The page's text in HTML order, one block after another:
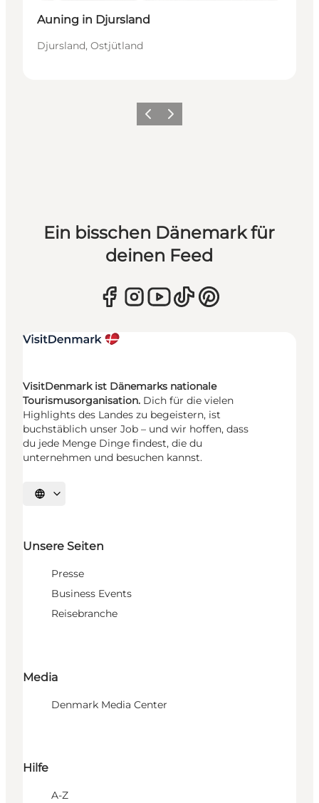
Auning in Djursland
Djursland, Ostjütland
ZurückWeiter
Ein bisschen Dänemark für
deinen Feed
VisitDenmark ist Dänemarks nationale
Tourismusorganisation. Dich für die vielen
Highlights des Landes zu begeistern, ist
buchstäblich unser Job – und wir hoffen, dass
du jede Menge Dinge findest, die du
unternehmen und besuchen kannst.
Sprache auswählen
Unsere Seiten
Presse
Business Events
Reisebranche
Media
Denmark Media Center
Hilfe
A-Z